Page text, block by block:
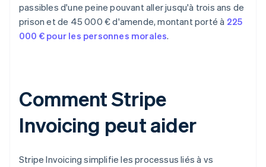
passibles d'une peine pouvant aller jusqu'à trois ans de
prison et de 45 000 € d'amende, montant porté à 225
000 € pour les personnes morales.
Comment Stripe
Invoicing peut aider
Stripe Invoicing simplifie les processus liés à vs